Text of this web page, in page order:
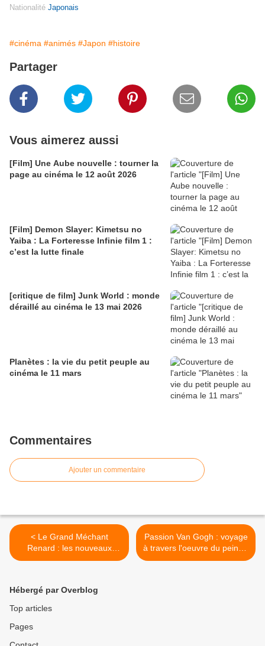
Nationalité Japonais
#cinéma #animés #Japon #histoire
Partager
Vous aimerez aussi
[Film] Une Aube nouvelle : tourner la
page au cinéma le 12 août 2026
[Film] Demon Slayer: Kimetsu no
Yaiba : La Forteresse Infinie film 1 :
c’est la lutte finale
[critique de film] Junk World : monde
déraillé au cinéma le 13 mai 2026
Planètes : la vie du petit peuple au
cinéma le 11 mars
Commentaires
Ajouter un commentaire
< Le Grand Méchant
Renard : les nouveaux
contes
Passion Van Gogh : voyage
à travers l'oeuvre du peintre
>
Hébergé par Overblog
Top articles
Pages